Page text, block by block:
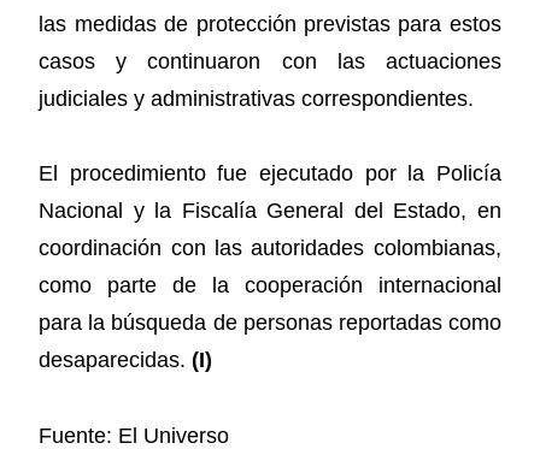
las medidas de protección previstas para estos
casos y continuaron con las actuaciones
judiciales y administrativas correspondientes.
El procedimiento fue ejecutado por la Policía
Nacional y la Fiscalía General del Estado, en
coordinación con las autoridades colombianas,
como parte de la cooperación internacional
para la búsqueda de personas reportadas como
desaparecidas.(I)
Fuente: El Universo